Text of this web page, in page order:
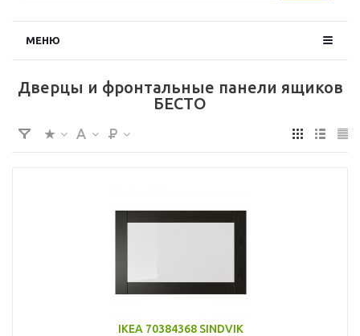
МЕНЮ
Дверцы и фронтальные панели ящиков
БЕСТО
IKEA 70384368 SINDVIK